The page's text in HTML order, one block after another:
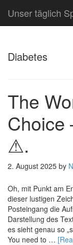
Unser täglich
Diabetes
The
Choice
⚠.
2. August 2025 by
Oh, mit Punkt am
dieser lustigen
Posteingang die
Darstellung des
es sieht genau so
You need to …